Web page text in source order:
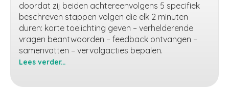
doordat zij beiden achtereenvolgens 5 specifiek
beschreven stappen volgen die elk 2 minuten
duren: korte toelichting geven – verhelderende
vragen beantwoorden – feedback ontvangen –
samenvatten – vervolgacties bepalen.
Lees verder...